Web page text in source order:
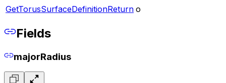
GetTorusSurfaceDefinitionReturn o
Fields
majorRadius